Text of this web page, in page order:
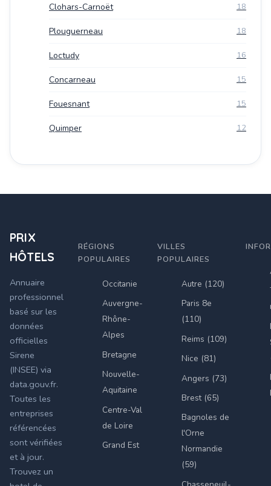
Clohars-Carnoët 18
Plouguerneau 18
Loctudy 16
Concarneau 15
Fouesnant 15
Quimper 12
PRIX
HÔTELS
Annuaire
professionnel
basé sur les
données
officielles
Sirene
(INSEE) via
data.gouv.fr.
Toutes les
entreprises
référencées
sont vérifiées
et à jour.
Trouvez un
RÉGIONS
POPULAIRES
Occitanie
Auvergne-
Rhône-
Alpes
Bretagne
Nouvelle-
Aquitaine
Centre-Val
de Loire
Grand Est
VILLES
POPULAIRES
Autre (120)
Paris 8e
(110)
Reims (109)
Nice (81)
Angers (73)
Brest (65)
Bagnoles de
l'Orne
Normandie
(59)